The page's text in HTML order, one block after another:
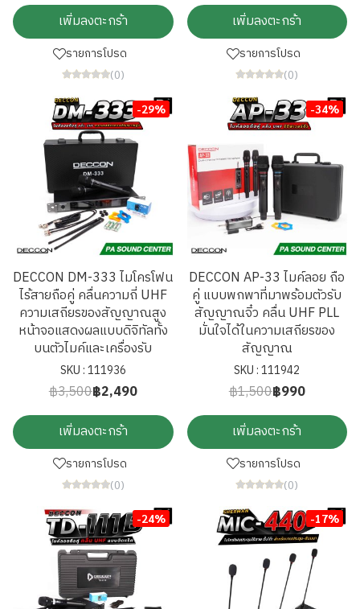
เพิ่มลงตะกร้า
รายการโปรด
(0)
เพิ่มลงตะกร้า
รายการโปรด
(0)
-29%
DECCON DM-333 ไมโครโฟน
ไร้สายถือคู่ คลื่นความถี่ UHF
ความเสถียรของสัญญาณสูง
หน้าจอแสดงผลแบบดิจิทัลทั้ง
บนตัวไมค์และเครื่องรับ
SKU : 111936
฿3,500฿2,490
เพิ่มลงตะกร้า
รายการโปรด
(0)
-34%
DECCON AP-33 ไมค์ลอย ถือ
คู่ แบบพกพาที่มาพร้อมตัวรับ
สัญญาณจิ๋ว คลื่น UHF PLL
มั่นใจได้ในความเสถียรของ
สัญญาณ
SKU : 111942
฿1,500฿990
เพิ่มลงตะกร้า
รายการโปรด
(0)
-24% -17%